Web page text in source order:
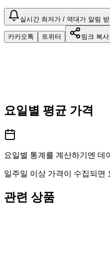
실시간 최저가 / 역대가 알림 받
카카오톡 트위터 링크 복사
요일별 평균 가격
요일별 통계를 계산하기엔 데
일주일 이상 가격이 수집되면
관련 상품